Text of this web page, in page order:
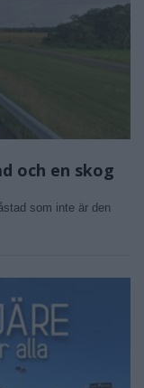
och en skog
som inte är den